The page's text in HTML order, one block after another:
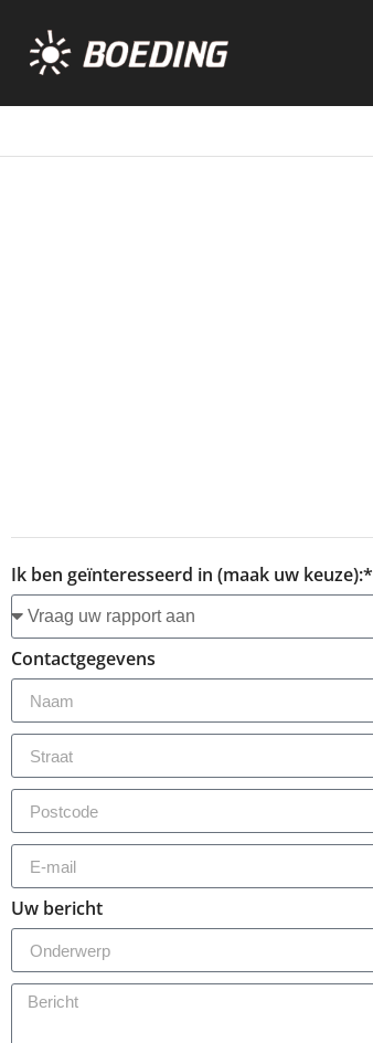
Ik ben geïnteresseerd in (maak uw keuze):*
Contactgegevens
Uw bericht